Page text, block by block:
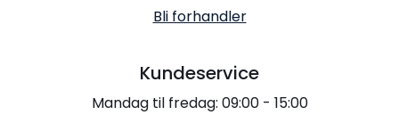
Bli forhandler
Kundeservice
Mandag til fredag: 09:00 - 15:00